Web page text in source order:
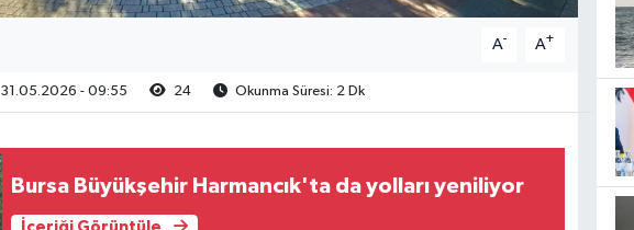
A- A+
31.05.2026 - 09:55 24 Okunma Süresi: 2 Dk
Bursa Büyükşehir Harmancık'ta da yolları yeniliyor